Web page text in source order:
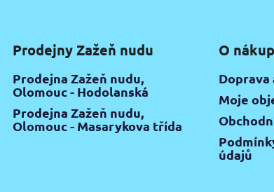
Prodejny Zažeň nudu
Prodejna Zažeň nudu,
Olomouc - Hodolanská
Prodejna Zažeň nudu,
Olomouc - Masarykova třída
O
Doprava
Moje
údajů